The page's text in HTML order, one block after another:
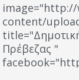
image="http://
content/
Πρέβεζας "